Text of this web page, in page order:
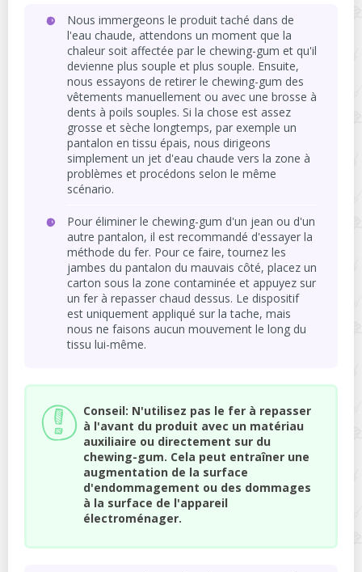
Nous immergeons le produit taché dans de
l'eau chaude, attendons un moment que la
chaleur soit affectée par le chewing-gum et qu'il
devienne plus souple et plus souple. Ensuite,
nous essayons de retirer le chewing-gum des
vêtements manuellement ou avec une brosse à
dents à poils souples. Si la chose est assez
grosse et sèche longtemps, par exemple un
pantalon en tissu épais, nous dirigeons
simplement un jet d'eau chaude vers la zone à
problèmes et procédons selon le même
scénario.
Pour éliminer le chewing-gum d'un jean ou d'un
autre pantalon, il est recommandé d'essayer la
méthode du fer. Pour ce faire, tournez les
jambes du pantalon du mauvais côté, placez un
carton sous la zone contaminée et appuyez sur
un fer à repasser chaud dessus. Le dispositif
est uniquement appliqué sur la tache, mais
nous ne faisons aucun mouvement le long du
tissu lui-même.
Conseil: N'utilisez pas le fer à repasser
à l'avant du produit avec un matériau
auxiliaire ou directement sur du
chewing-gum. Cela peut entraîner une
augmentation de la surface
d'endommagement ou des dommages
à la surface de l'appareil
électroménager.